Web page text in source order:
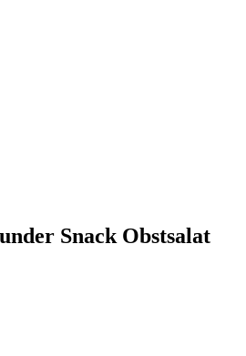
Snack Obstsalat